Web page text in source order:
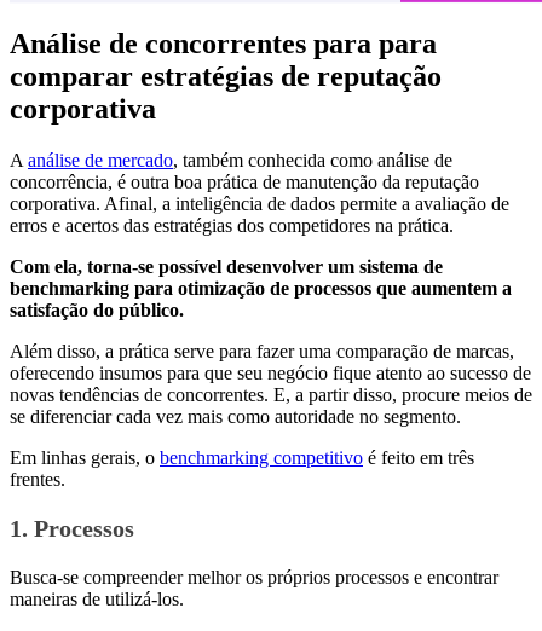
Análise de concorrentes para para
comparar estratégias de reputação
corporativa
A análise de mercado, também conhecida como análise de
concorrência, é outra boa prática de manutenção da reputação
corporativa. Afinal, a inteligência de dados permite a avaliação de
erros e acertos das estratégias dos competidores na prática.
Com ela, torna-se possível desenvolver um sistema de
benchmarking para otimização de processos que aumentem a
satisfação do público.
Além disso, a prática serve para fazer uma comparação de marcas,
oferecendo insumos para que seu negócio fique atento ao sucesso de
novas tendências de concorrentes. E, a partir disso, procure meios de
se diferenciar cada vez mais como autoridade no segmento.
Em linhas gerais, o benchmarking competitivo é feito em três
frentes.
1. Processos
Busca-se compreender melhor os próprios processos e encontrar
maneiras de utilizá-los.